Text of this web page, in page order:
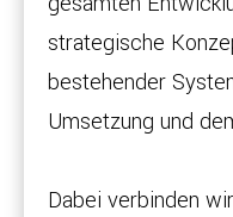
strategische
bestehender
Umsetzung und
Dabei verbinden